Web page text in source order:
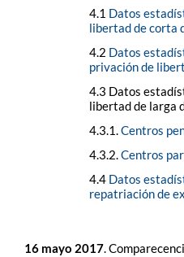
4.1 Datos
libertad de corta
4.2 Datos
privación de
4.3 Datos
libertad de larga
4.3.1.Centros
4.3.2.Centros
4.4 Datos
repatriación de
16 mayo 2017.